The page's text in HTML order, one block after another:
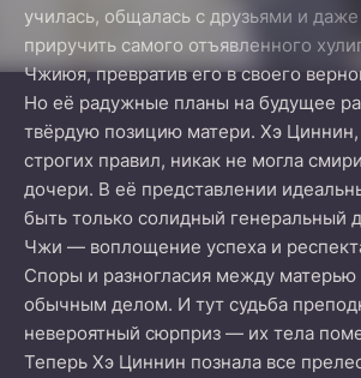
училась, общалась с друзьями и
приручить самого отъявленного
Чжиюя, превратив его в своего
Но её радужные планы на будущее
твёрдую позицию матери. Хэ
строгих правил, никак не могла
дочери. В её представлении
быть только солидный генеральный
Чжи — воплощение успеха и
Споры и разногласия между
обычным делом. И тут судьба
невероятный сюрприз — их тела
Теперь Хэ Циннин познала все